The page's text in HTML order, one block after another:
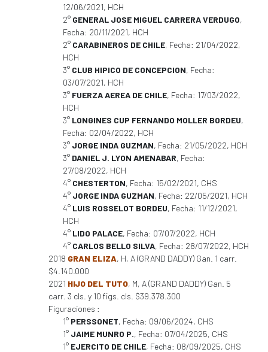
12/06/2021, HCH
2° GENERAL JOSE MIGUEL CARRERA VERDUGO,
Fecha: 20/11/2021, HCH
2° CARABINEROS DE CHILE, Fecha: 21/04/2022,
HCH
3° CLUB HIPICO DE CONCEPCION, Fecha:
03/07/2021, HCH
3° FUERZA AEREA DE CHILE, Fecha: 17/03/2022,
HCH
3° LONGINES CUP FERNANDO MOLLER BORDEU,
Fecha: 02/04/2022, HCH
3° JORGE INDA GUZMAN, Fecha: 21/05/2022, HCH
3° DANIEL J. LYON AMENABAR, Fecha:
27/08/2022, HCH
4° CHESTERTON, Fecha: 15/02/2021, CHS
4° JORGE INDA GUZMAN, Fecha: 22/05/2021, HCH
4° LUIS ROSSELOT BORDEU, Fecha: 11/12/2021,
HCH
4° LIDO PALACE, Fecha: 07/07/2022, HCH
4° CARLOS BELLO SILVA, Fecha: 28/07/2022, HCH
2018 GRAN ELIZA, H, A (GRAND DADDY) Gan. 1 carr.
$4.140.000
2021 HIJO DEL TUTO, M, A (GRAND DADDY) Gan. 5
carr. 3 cls. y 10 figs. cls. $39.378.300
Figuraciones :
1° PERSSONET, Fecha: 09/06/2024, CHS
1° JAIME MUNRO P., Fecha: 07/04/2025, CHS
1° EJERCITO DE CHILE, Fecha: 08/09/2025, CHS